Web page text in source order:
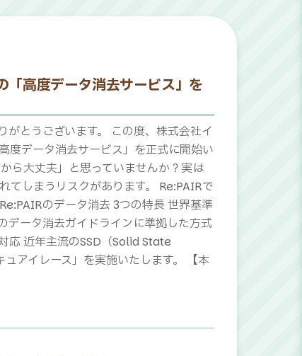
「高度データ消去サービス」を
とうございます。 この度、株式会社イ
度データ消去サービス」を正式に開始い
ら大丈夫」と思っていませんか？実は
てしまうリスクがあります。 Re:PAIRで
のデータ消去 3つの特長 世界基準
データ消去ガイドラインに準拠した方式
応 近年主流のSSD（Solid State
アイレース」を実施いたします。 【本